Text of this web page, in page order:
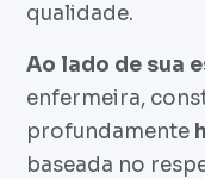
qualidade.
Ao lado de sua
enfermeira,
profundamente
baseada no